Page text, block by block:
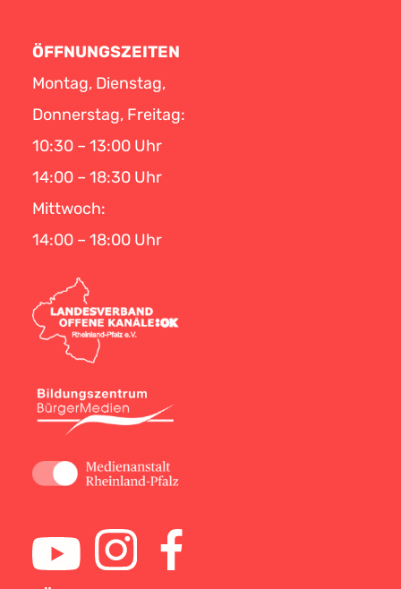
ÖFFNUNGSZEITEN
Montag, Dienstag,
Donnerstag, Freitag:
10:30 – 13:00 Uhr
14:00 – 18:30 Uhr
Mittwoch:
14:00 – 18:00 Uhr